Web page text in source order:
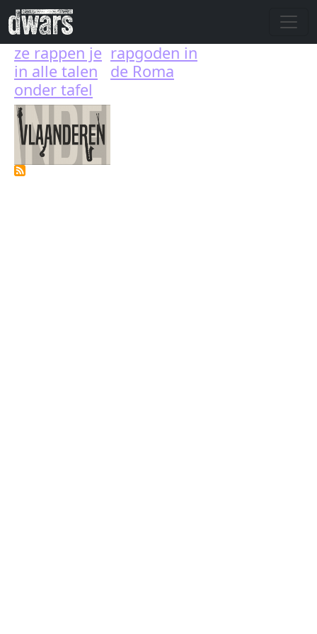
Skip to main content
ze rappen je
in alle talen
onder tafel
rapgoden in
de Roma